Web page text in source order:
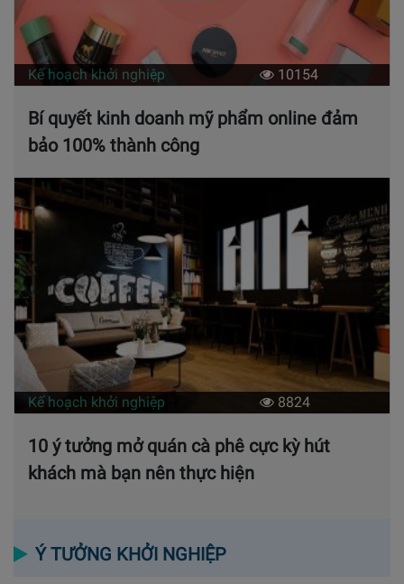
Kế hoạch khởi nghiệp 10154
Bí quyết kinh doanh mỹ phẩm online đảm
bảo 100% thành công
Kế hoạch khởi nghiệp 8824
10 ý tưởng mở quán cà phê cực kỳ hút
khách mà bạn nên thực hiện
Ý TƯỞNG KHỞI NGHIỆP